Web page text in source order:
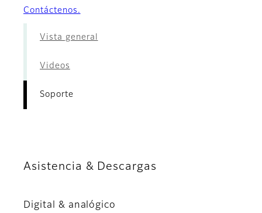
Contáctenos.
Vista general
Videos
Soporte
Asistencia & Descargas
Digital & analógico